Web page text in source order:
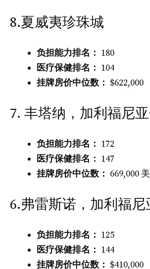
8.夏威夷珍珠城
负担能力排名： 180
医疗保健排名： 104
挂牌房价中位数： $622,000
7. 丰塔纳，加利福尼亚
负担能力排名： 172
医疗保健排名： 147
挂牌房价中位数： 669,000
6.弗雷斯诺，加利福尼
负担能力排名： 125
医疗保健排名： 144
挂牌房价中位数： $410,000